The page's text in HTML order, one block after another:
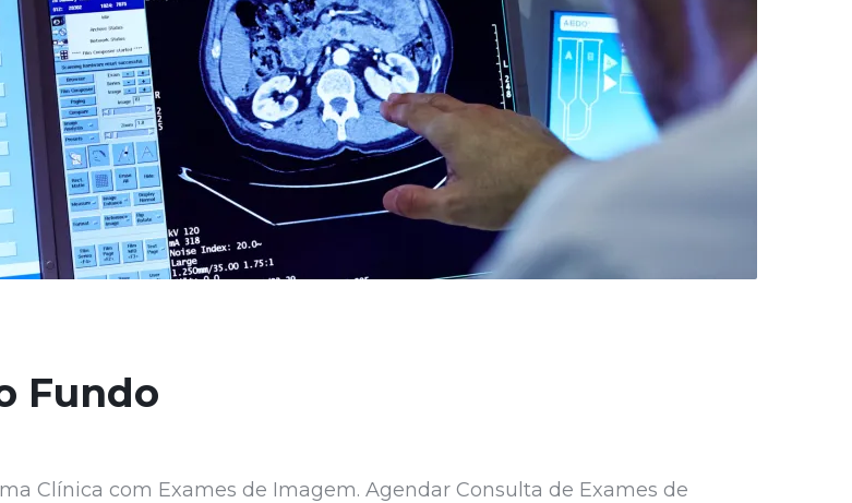
Fundo
Clínica com Exames de Imagem. Agendar Consulta de Exames de